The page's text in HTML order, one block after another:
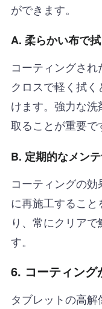
ができます。
A. 柔らかい布で拭
コーティングさ
クロスで軽く拭
けます。強力な洗
取ることが重要で
B. 定期的なメン
コーティングの
に再施工すること
り、常にクリア
す。
6. コーティング
タブレットの高